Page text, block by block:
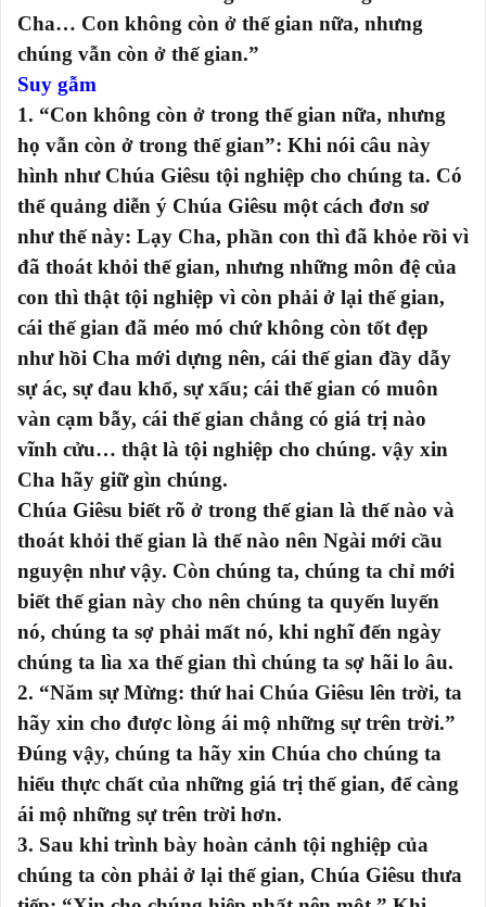
Cha… Con không còn ở thế gian nữa, nhưng
chúng vẫn còn ở thế gian.”
Suy gẫm
1. “Con không còn ở trong thế gian nữa, nhưng
họ vẫn còn ở trong thế gian”: Khi nói câu này
hình như Chúa Giêsu tội nghiệp cho chúng ta. Có
thể quảng diễn ý Chúa Giêsu một cách đơn sơ
như thế này: Lạy Cha, phần con thì đã khỏe rồi vì
đã thoát khỏi thế gian, nhưng những môn đệ của
con thì thật tội nghiệp vì còn phải ở lại thế gian,
cái thế gian đã méo mó chứ không còn tốt đẹp
như hồi Cha mới dựng nên, cái thế gian đầy dẫy
sự ác, sự đau khổ, sự xấu; cái thế gian có muôn
vàn cạm bẫy, cái thế gian chẳng có giá trị nào
vĩnh cửu… thật là tội nghiệp cho chúng. vậy xin
Cha hãy giữ gìn chúng.
Chúa Giêsu biết rõ ở trong thế gian là thế nào và
thoát khỏi thế gian là thế nào nên Ngài mới cầu
nguyện như vậy. Còn chúng ta, chúng ta chỉ mới
biết thế gian này cho nên chúng ta quyến luyến
nó, chúng ta sợ phải mất nó, khi nghĩ đến ngày
chúng ta lìa xa thế gian thì chúng ta sợ hãi lo âu.
2. “Năm sự Mừng: thứ hai Chúa Giêsu lên trời, ta
hãy xin cho được lòng ái mộ những sự trên trời.”
Đúng vậy, chúng ta hãy xin Chúa cho chúng ta
hiểu thực chất của những giá trị thế gian, để càng
ái mộ những sự trên trời hơn.
3. Sau khi trình bày hoàn cảnh tội nghiệp của
chúng ta còn phải ở lại thế gian, Chúa Giêsu thưa